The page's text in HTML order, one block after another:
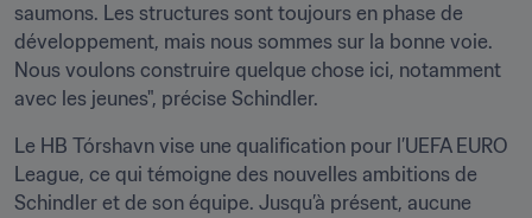
saumons. Les structures sont toujours en phase de
développement, mais nous sommes sur la bonne voie.
Nous voulons construire quelque chose ici, notamment
avec les jeunes", précise Schindler.
Le HB Tórshavn vise une qualification pour l’UEFA EURO
League, ce qui témoigne des nouvelles ambitions de
Schindler et de son équipe. Jusqu’à présent, aucune